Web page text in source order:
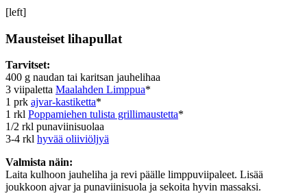
[left]
Mausteiset lihapullat
Tarvitset:
400 g naudan tai karitsan jauhelihaa
3 viipaletta Maalahden Limppua*
1 prk ajvar-kastiketta*
1 rkl Poppamiehen tulista grillimaustetta*
1/2 rkl punaviinisuolaa
3-4 rkl hyvää oliiviöljyä
Valmista näin:
Laita kulhoon jauheliha ja revi päälle limppuviipaleet. Lisää
joukkoon ajvar ja punaviinisuola ja sekoita hyvin massaksi.